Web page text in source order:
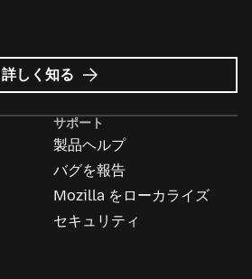
Mozilla
広
詳しく知る
サポート
製品ヘルプ
バグを報告
Mozilla をローカライズ
セキュリティ